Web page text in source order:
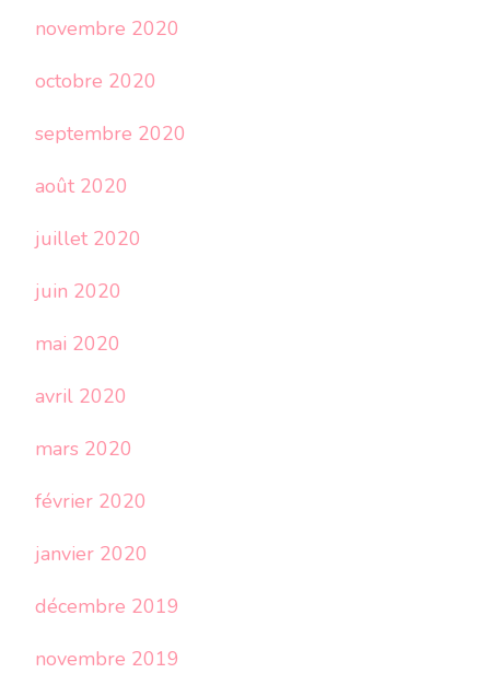
novembre 2020
octobre 2020
septembre 2020
août 2020
juillet 2020
juin 2020
mai 2020
avril 2020
mars 2020
février 2020
janvier 2020
décembre 2019
novembre 2019